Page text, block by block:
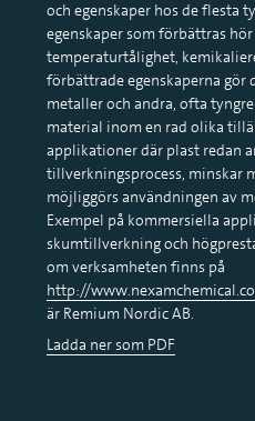
och egenskaper hos de flesta
egenskaper som förbättras
temperaturtålighet,
förbättrade egenskaperna
metaller och andra, ofta
material inom en rad olika
applikationer där plast redan
tillverkningsprocess, minskar
möjliggörs användningen av
Exempel på kommersiella
skumtillverkning och
om verksamheten finns på
http://
är Remium Nordic AB.
Ladda ner som PDF